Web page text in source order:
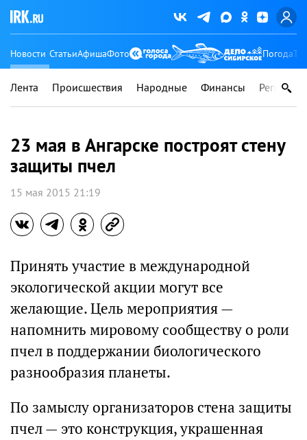
Новости СтатьиАфишаФото Погода
Лента Происшествия Народные Финансы Регионы
23 мая в Ангарске построят стену
защиты пчел
15 мая 2015 21:19
Принять участие в международной
экологической акции могут все
желающие. Цель мероприятия —
напомнить мировому сообществу о роли
пчел в поддержании биологического
разнообразия планеты.
По замыслу организаторов стена защиты
пчел — это конструкция, украшенная